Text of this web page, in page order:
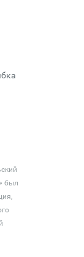
был